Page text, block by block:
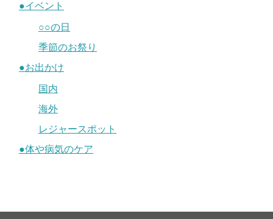
●イベント
○○の日
季節のお祭り
●お出かけ
国内
海外
レジャースポット
●体や病気のケア